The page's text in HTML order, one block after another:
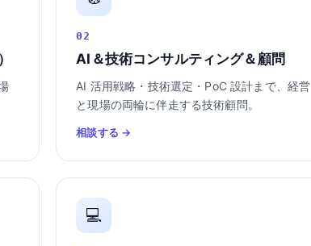
02
AI＆技術コンサルティング＆顧問
AI 活用戦略・技術選定・PoC 設計まで、経営
と現場の両輪に伴走する技術顧問。
相談する →
💻